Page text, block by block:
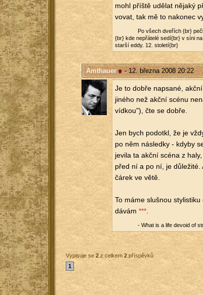
mohl příš­tě udě­lat ně­ja­ký
vo­vat, tak mě to na­ko­nec
Po všech dve­řích {br}
{br} kde ne­přá­te­lé sedí{br} v síni
star­ší eddy. 12. sto­le­tí{br}
Amthauer - 12. března 2008 20:22
Je to dobře na­psa­né,
ji­né­ho než akční scénu
víd­kou"), čte se dobře.
Jen bych po­dotkl, že je
po něm ná­sled­ky - kdyby
je­vi­la ta akční scéna z
před ní a po ní, je
čárek ve větě.
To máme sluš­nou
dávám ***.
- What is a life de­vo­id of
Vypisuje se2z celkem 2příspěvků
1